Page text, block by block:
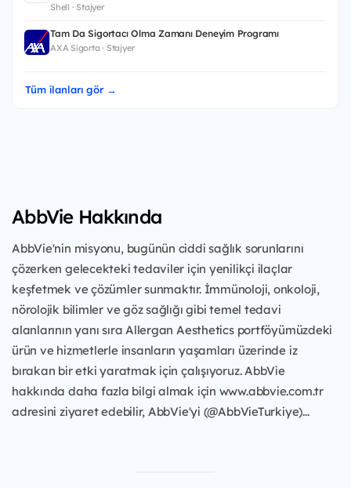
Shell · Stajyer
Tam Da Sigortacı Olma Zamanı Deneyim Programı
AXA Sigorta · Stajyer
Tüm ilanları gör →
AbbVie Hakkında
AbbVie'nin misyonu, bugünün ciddi sağlık sorunlarını
çözerken gelecekteki tedaviler için yenilikçi ilaçlar
keşfetmek ve çözümler sunmaktır. İmmünoloji, onkoloji,
nörolojik bilimler ve göz sağlığı gibi temel tedavi
alanlarının yanı sıra Allergan Aesthetics portföyümüzdeki
ürün ve hizmetlerle insanların yaşamları üzerinde iz
bırakan bir etki yaratmak için çalışıyoruz. AbbVie
hakkında daha fazla bilgi almak için www.abbvie.com.tr
adresini ziyaret edebilir, AbbVie'yi (@AbbVieTurkiye)...